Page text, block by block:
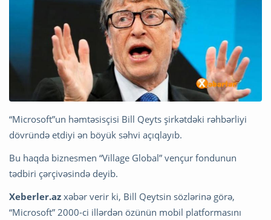
“Microsoft”un həmtəsisçisi Bill Qeyts şirkətdəki rəhbərliyi
dövründə etdiyi ən böyük səhvi açıqlayıb.
Bu haqda biznesmen “Village Global” vençur fondunun
tədbiri çərçivəsində deyib.
Xeberler.az xəbər verir ki, Bill Qeytsin sözlərinə görə,
“Microsoft” 2000-ci illərdən özünün mobil platformasını